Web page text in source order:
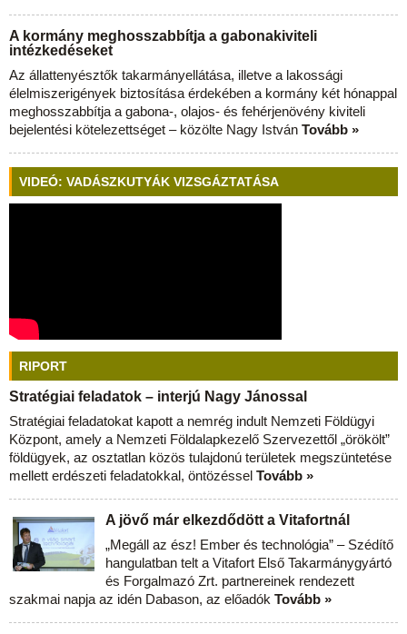
A kormány meghosszabbítja a gabonakiviteli
intézkedéseket
Az állattenyésztők takarmányellátása, illetve a lakossági
élelmiszerigények biztosítása érdekében a kormány két hónappal
meghosszabbítja a gabona-, olajos- és fehérjenövény kiviteli
bejelentési kötelezettséget – közölte Nagy István Tovább »
VIDEÓ: VADÁSZKUTYÁK VIZSGÁZTATÁSA
RIPORT
Stratégiai feladatok – interjú Nagy Jánossal
Stratégiai feladatokat kapott a nemrég indult Nemzeti Földügyi
Központ, amely a Nemzeti Földalapkezelő Szervezettől „örökölt”
földügyek, az osztatlan közös tulajdonú területek megszüntetése
mellett erdészeti feladatokkal, öntözéssel Tovább »
A jövő már elkezdődött a Vitafortnál
„Megáll az ész! Ember és technológia” – Szédítő
hangulatban telt a Vitafort Első Takarmánygyártó
és Forgalmazó Zrt. partnereinek rendezett
szakmai napja az idén Dabason, az előadók Tovább »